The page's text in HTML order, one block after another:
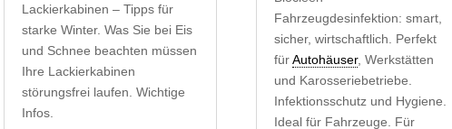
Lackierkabinen – Tipps für
starke Winter. Was Sie bei Eis
und Schnee beachten müssen
Ihre Lackierkabinen
störungsfrei laufen. Wichtige
Infos.
Fahrzeugdesinfektion: smart,
sicher, wirtschaftlich. Perfekt
fürAutohäuser, Werkstätten
und Karosseriebetriebe.
Infektionsschutz und Hygiene.
Ideal für Fahrzeuge. Für